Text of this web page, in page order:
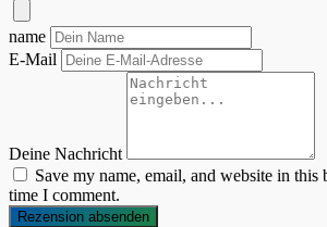
name
E-Mail
Deine Nachricht
Save my name, email, and website in this
time I comment.
Rezension absenden